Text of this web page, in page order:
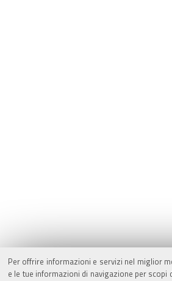
Per offrire informazioni e servizi nel miglior
e le tue informazioni di navigazione per